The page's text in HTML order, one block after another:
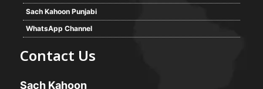
Sach Kahoon Punjabi
WhatsApp Channel
Contact Us
Sach Kahoon